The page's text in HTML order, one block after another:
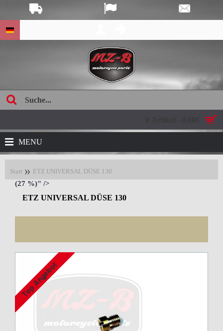
MENU
Start ETZ UNIVERSAL DÜSE 130
(27 %)" />
ETZ UNIVERSAL DÜSE 130